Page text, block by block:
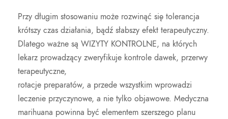
Przy długim stosowaniu może rozwinąć się tolerancja
krótszy czas działania, bądź słabszy efekt terapeutyczny.
Dlatego ważne są WIZYTY KONTROLNE, na których
lekarz prowadzący zweryfikuje kontrole dawek, przerwy
terapeutyczne,
rotacje preparatów, a przede wszystkim wprowadzi
leczenie przyczynowe, a nie tylko objawowe. Medyczna
marihuana powinna być elementem szerszego planu